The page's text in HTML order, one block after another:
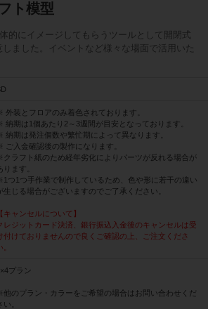
ト模型
的にイメージしてもらうツールとして開閉式
ました。イベントなど様々な場面で活用いた
外装とフロアのみ着色されております。
納期は1個あたり2～3週間が目安となっております。
納期は発注個数や繁忙期によって異なります。
ご入金確認後の製作になります。
クラフト紙のため経年劣化によりパーツが反れる場合が
ります。
つ1つ手作業で制作しているため、色や形に若干の違い
生じる場合がございますのでご了承ください。
【キャンセルについて】
レジットカード決済、銀行振込入金後のキャンセルは受
付けておりませんので良くご確認の上、ご注文くださ
。
プラン
他のプラン・カラーをご希望の場合はお問い合わせくだ
い。